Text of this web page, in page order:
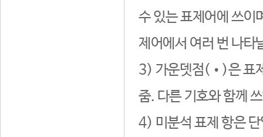
수 있는 표제어에 쓰이
제어에서 여러 번 나타
3) 가운뎃점(•)은 표
줌. 다른 기호와 함께
4) 미분석 표제 항은